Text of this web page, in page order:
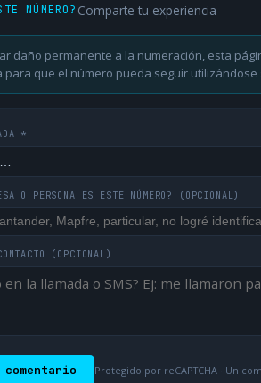
NÚMERO? Comparte tu experiencia
daño permanente a la numeración, esta
para que el número pueda seguir
*
O PERSONA ES ESTE NÚMERO? (OPCIONAL)
(OPCIONAL)
Protegido por reCAPTCHA · Un